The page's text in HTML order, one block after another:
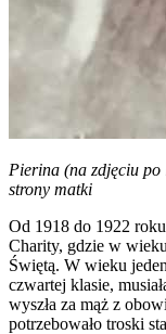
Pierina (na zdjęciu po
strony matki
Od 1918 do 1922
Charity, gdzie w
Świętą. W wieku
czwartej klasie,
wyszła za mąż z
potrzebowało troski